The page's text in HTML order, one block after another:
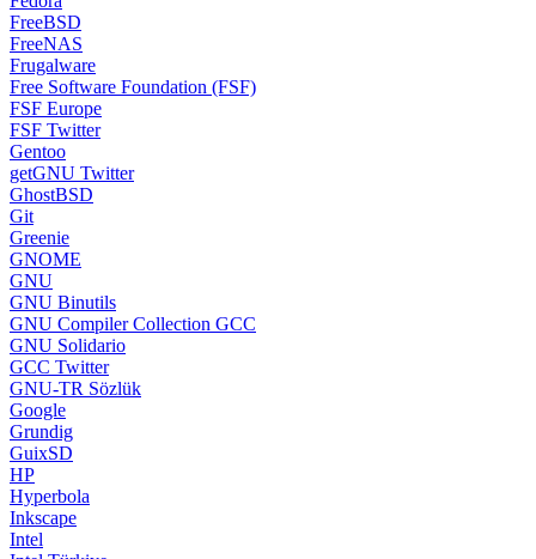
FreeBSD
FreeNAS
Frugalware
Free Software Foundation (FSF)
FSF Europe
FSF Twitter
Gentoo
getGNU Twitter
GhostBSD
Git
Greenie
GNOME
GNU
GNU Binutils
GNU Compiler Collection GCC
GNU Solidario
GCC Twitter
GNU-TR Sözlük
Google
Grundig
GuixSD
HP
Hyperbola
Inkscape
Intel